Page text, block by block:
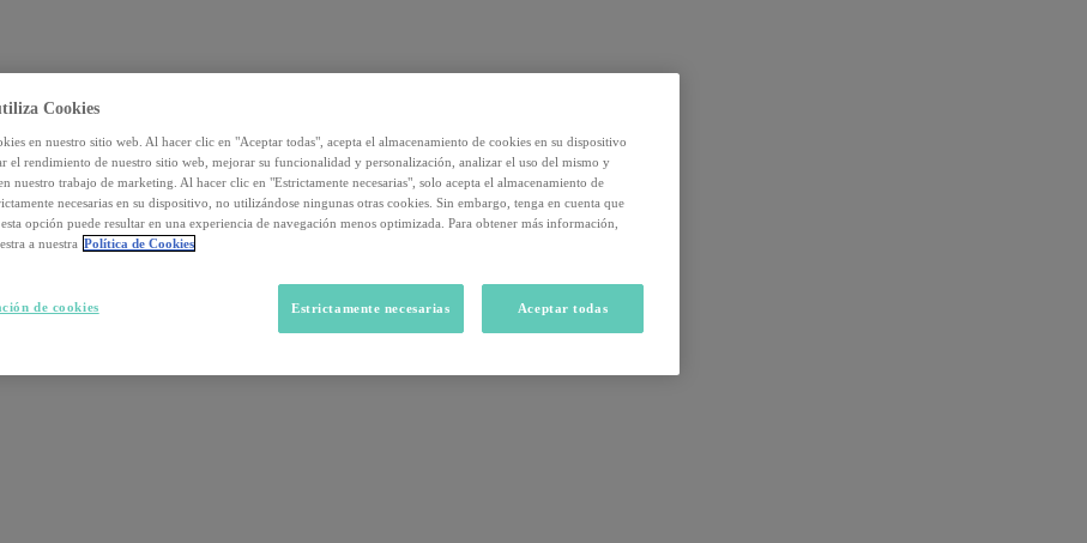
Cookies
en nuestro sitio web. Al hacer clic en "Aceptar todas", acepta el almacenamiento de cookies en su dispositivo
el rendimiento de nuestro sitio web, mejorar su funcionalidad y personalización, analizar el uso del mismo y
nuestro trabajo de marketing. Al hacer clic en "Estrictamente necesarias", solo acepta el almacenamiento de
necesarias en su dispositivo, no utilizándose ningunas otras cookies. Sin embargo, tenga en cuenta que
opción puede resultar en una experiencia de navegación menos optimizada. Para obtener más información,
a nuestra Política de Cookies
Estrictamente necesarias Aceptar todas
de cookies